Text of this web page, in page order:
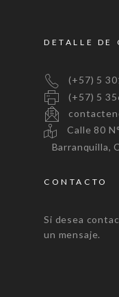
DETALLE DE
(+57) 5
(+57) 5
Calle 80
Barranquilla,
CONTACTO
Si desea
un mensaje.